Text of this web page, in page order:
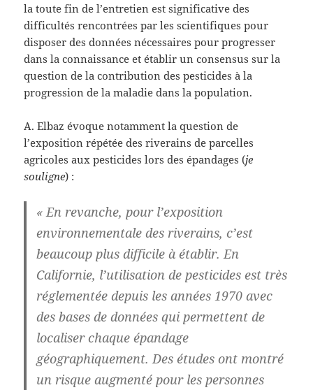
la toute fin de l’entretien est significative des
difficultés rencontrées par les scientifiques pour
disposer des données nécessaires pour progresser
dans la connaissance et établir un consensus sur la
question de la contribution des pesticides à la
progression de la maladie dans la population.
A. Elbaz évoque notamment la question de
l’exposition répétée des riverains de parcelles
agricoles aux pesticides lors des épandages (je
souligne) :
« En revanche, pour l’exposition
environnementale des riverains, c’est
beaucoup plus difficile à établir. En
Californie, l’utilisation de pesticides est très
réglementée depuis les années 1970 avec
des bases de données qui permettent de
localiser chaque épandage
géographiquement. Des études ont montré
un risque augmenté pour les personnes